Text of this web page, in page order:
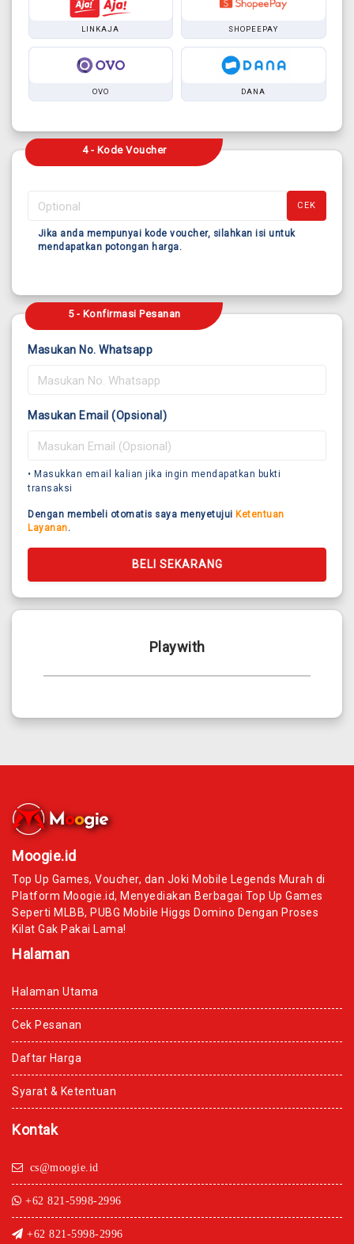
LINKAJA SHOPEEPAY
OVO DANA
4 - Kode Voucher
CEK
Jika anda mempunyai kode voucher, silahkan isi untuk
mendapatkan potongan harga.
5 - Konfirmasi Pesanan
Masukan No. Whatsapp
Masukan Email (Opsional)
• Masukkan email kalian jika ingin mendapatkan bukti
transaksi
Dengan membeli otomatis saya menyetujui Ketentuan
Layanan.
BELI SEKARANG
Playwith
Moogie.id
Top Up Games, Voucher, dan Joki Mobile Legends Murah di
Platform Moogie.id, Menyediakan Berbagai Top Up Games
Seperti MLBB, PUBG Mobile Higgs Domino Dengan Proses
Kilat Gak Pakai Lama!
Halaman
Halaman Utama
Cek Pesanan
Daftar Harga
Syarat & Ketentuan
Kontak
cs@moogie.id
+62 821-5998-2996
+62 821-5998-2996